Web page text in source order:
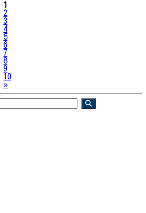
1
2
3
4
5
6
7
8
9
10
»Next